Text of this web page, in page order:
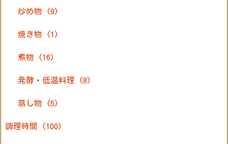
炒め物 (9)
焼き物 (1)
煮物 (16)
発酵・低温料理 (8)
蒸し物 (5)
調理時間 (100)